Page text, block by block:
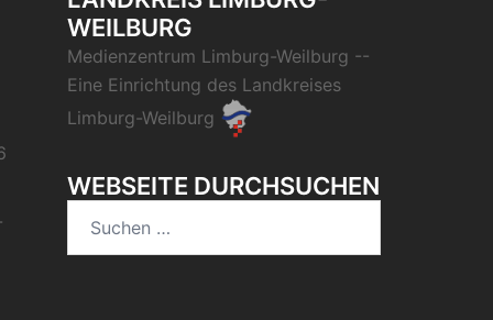
WEILBURG
Medienzentrum Limburg-Weilburg --
Eine Einrichtung des Landkreises
Limburg-Weilburg
WEBSEITE DURCHSUCHEN